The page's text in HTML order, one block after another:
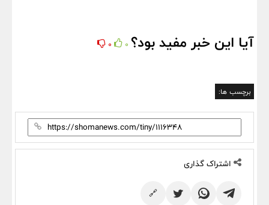
آیا این خبر مفید بود؟ 0
0
برچسب ها:
اشتراک گذاری
🔗